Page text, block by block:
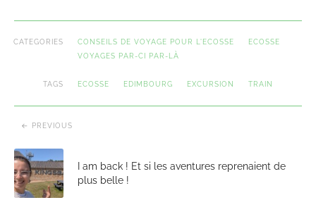
CATEGORIES CONSEILS DE VOYAGE POUR L'ECOSSE
ECOSSE
VOYAGES PAR-CI PAR-LÀ
TAGS ECOSSE EDIMBOURG EXCURSION TRAIN
PREVIOUS
I am back ! Et si les aventures reprenaient de
plus belle !